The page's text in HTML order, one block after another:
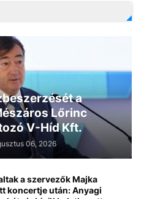
a
Lőrinc
V-Híd Kft.
06, 2026
a szervezők Majka
koncertje után: Anyagi